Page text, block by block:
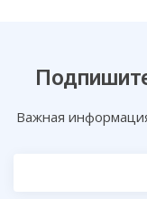
Важная